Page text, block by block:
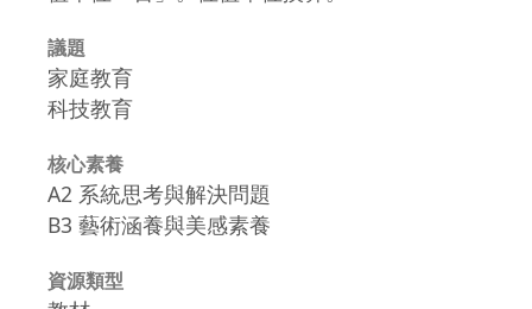
議題
家庭教育
科技教育
核心素養
A2 系統思考與解決問題
B3 藝術涵養與美感素養
資源類型